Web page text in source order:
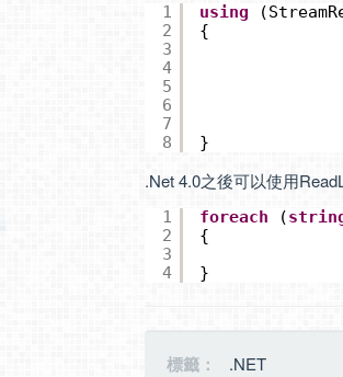
1
2
3
4
5
6
7
8
using
{
}
.Net 4.0之後可以使用
1
2
3
4
foreach (
{
}
標籤： .NET